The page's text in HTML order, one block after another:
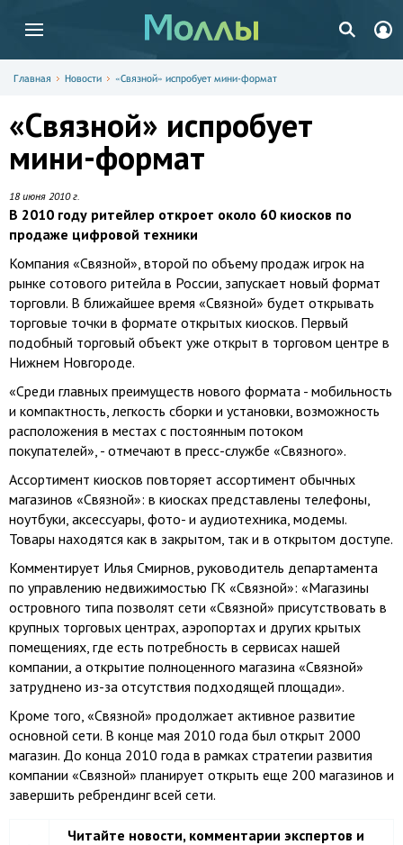
Главная Новости «Связной» испробует мини-формат
«Связной» испробует
мини-формат
18 июня 2010 г.
В 2010 году ритейлер откроет около 60 киосков по
продаже цифровой техники
Компания «Связной», второй по объему продаж игрок на
рынке сотового ритейла в России, запускает новый формат
торговли. В ближайшее время «Связной» будет открывать
торговые точки в формате открытых киосков. Первый
подобный торговый объект уже открыт в торговом центре в
Нижнем Новгороде.
«Среди главных преимуществ нового формата - мобильность
и компактность, легкость сборки и установки, возможность
расположения в местах с постоянным потоком
покупателей», - отмечают в пресс-службе «Связного».
Ассортимент киосков повторяет ассортимент обычных
магазинов «Связной»: в киосках представлены телефоны,
ноутбуки, аксессуары, фото- и аудиотехника, модемы.
Товары находятся как в закрытом, так и в открытом доступе.
Комментирует Илья Смирнов, руководитель департамента
по управлению недвижимостью ГК «Связной»: «Магазины
островного типа позволят сети «Связной» присутствовать в
крупных торговых центрах, аэропортах и других крытых
помещениях, где есть потребность в сервисах нашей
компании, а открытие полноценного магазина «Связной»
затруднено из-за отсутствия подходящей площади».
Кроме того, «Связной» продолжает активное развитие
основной сети. В конце мая 2010 года был открыт 2000
магазин. До конца 2010 года в рамках стратегии развития
компании «Связной» планирует открыть еще 200 магазинов и
завершить ребрендинг всей сети.
Читайте новости, комментарии экспертов и